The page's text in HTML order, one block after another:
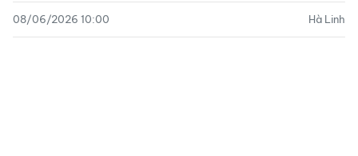
08/06/2026 10:00 Hà Linh